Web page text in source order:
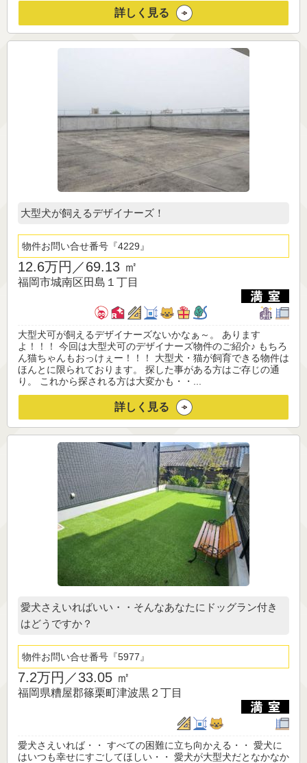
詳しく見る
大型犬が飼えるデザイナーズ！
物件お問い合せ番号 4229
12.6万円／69.13 ㎡
福岡市城南区田島１丁目
大型犬可が飼えるデザイナーズないかなぁ～。 あります
よ！！！ 今回は大型犬可のデザイナーズ物件のご紹介♪ もちろ
ん猫ちゃんもおっけぇー！！！ 大型犬・猫が飼育できる物件は
ほんとに限られております。 探した事がある方はご存じの通
り。 これから探される方は大変かも・・...
詳しく見る
愛犬さえいればいい・・そんなあなたにドッグラン付き
はどうですか？
物件お問い合せ番号 5977
7.2万円／33.05 ㎡
福岡県糟屋郡篠栗町津波黒２丁目
愛犬さえいれば・・ すべての困難に立ち向かえる・・ 愛犬に
はいつも幸せにすごしてほしい・・ 愛犬が大型犬だとなかなか